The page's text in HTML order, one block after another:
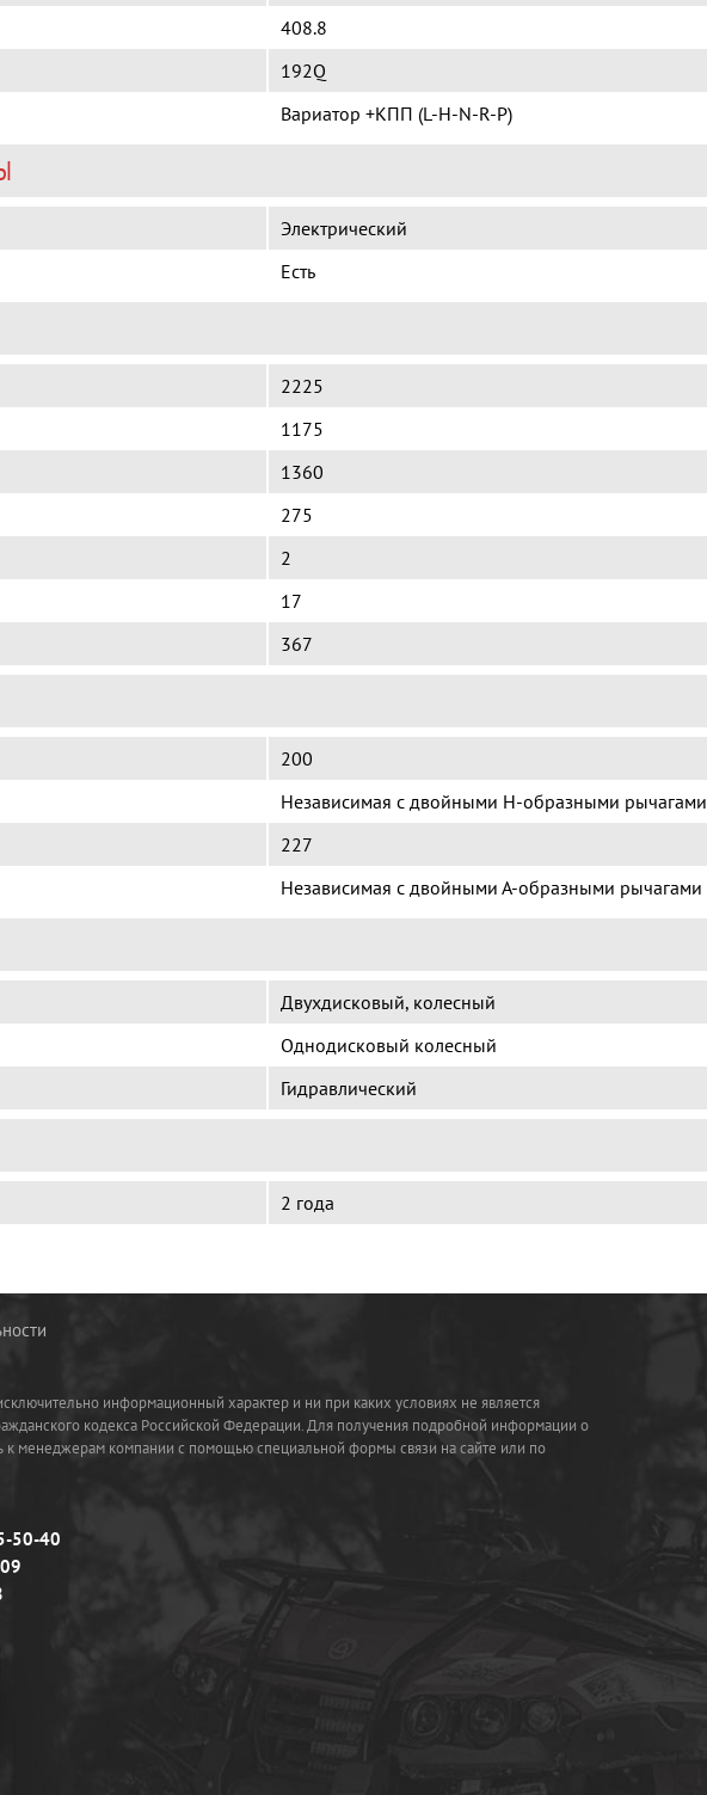
408.8
192Q
Вариатор +КПП (L-H-N-R-P)
Электрический
Есть
2225
1175
1360
275
2
17
367
200
Независимая с двойными Н-образными рычагами
227
Независимая с двойными А-образными рычагами
Двухдисковый, колесный
Однодисковый колесный
Гидравлический
2 года
информационный характер и ни при каких условиях не является
кодекса Российской Федерации. Для получения подробной информации о
к менеджерам компании с помощью специальной формы связи на сайте или по
50-40